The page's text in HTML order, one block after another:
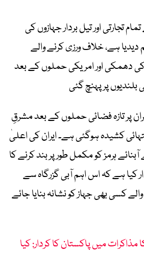
تجارتی اور تیل بردار جہازوں کی
ہے، خلاف ورزی کرنے والے
کی دھمکی اور امریکی حملوں کے بعد
پر پہنچ گئی
پر تازہ فضائی حملوں کے بعد مشرقِ
کشیدہ ہوگئی ہے۔ ایران کی اعلیٰ
ہرمز کو مکمل طور پر بند کرنے کا
کیا ہے کہ اس اہم آبی گزرگاہ سے
کسی بھی جہاز کو نشانہ بنایا جائے
مذاکرات میں پاکستان کا کردار: کیا